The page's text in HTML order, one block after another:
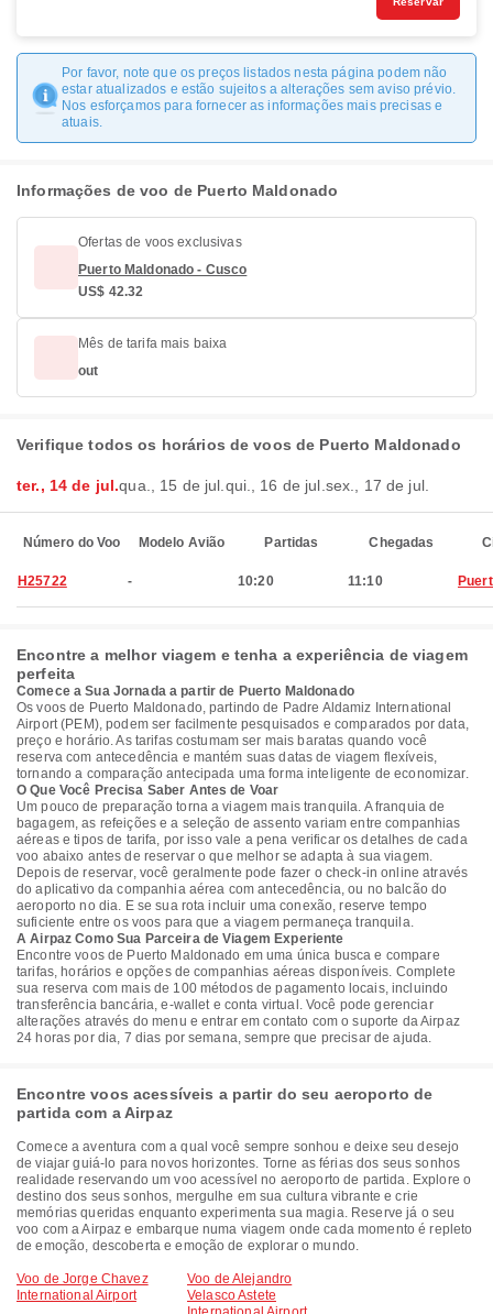
Por favor, note que os preços listados nesta página podem não
estar atualizados e estão sujeitos a alterações sem aviso prévio.
Nos esforçamos para fornecer as informações mais precisas e
atuais.
Informações de voo de Puerto Maldonado
Ofertas de voos exclusivas
Puerto Maldonado - Cusco
US$ 42.32
Mês de tarifa mais baixa
out
Verifique todos os horários de voos de Puerto Maldonado
ter., 14 de jul.qua., 15 de jul. qui., 16 de jul. sex., 17 de jul.
Número do Voo Modelo Avião Partidas Chegadas
H25722 - 10:20 11:10
Encontre a melhor viagem e tenha a experiência de viagem
perfeita
Comece a Sua Jornada a partir de Puerto Maldonado
Os voos de Puerto Maldonado, partindo de Padre Aldamiz International
Airport (PEM), podem ser facilmente pesquisados e comparados por data,
preço e horário. As tarifas costumam ser mais baratas quando você
reserva com antecedência e mantém suas datas de viagem flexíveis,
tornando a comparação antecipada uma forma inteligente de economizar.
O Que Você Precisa Saber Antes de Voar
Um pouco de preparação torna a viagem mais tranquila. A franquia de
bagagem, as refeições e a seleção de assento variam entre companhias
aéreas e tipos de tarifa, por isso vale a pena verificar os detalhes de cada
voo abaixo antes de reservar o que melhor se adapta à sua viagem.
Depois de reservar, você geralmente pode fazer o check-in online através
do aplicativo da companhia aérea com antecedência, ou no balcão do
aeroporto no dia. E se sua rota incluir uma conexão, reserve tempo
suficiente entre os voos para que a viagem permaneça tranquila.
A Airpaz Como Sua Parceira de Viagem Experiente
Encontre voos de Puerto Maldonado em uma única busca e compare
tarifas, horários e opções de companhias aéreas disponíveis. Complete
sua reserva com mais de 100 métodos de pagamento locais, incluindo
transferência bancária, e-wallet e conta virtual. Você pode gerenciar
alterações através do menu e entrar em contato com o suporte da Airpaz
24 horas por dia, 7 dias por semana, sempre que precisar de ajuda.
Encontre voos acessíveis a partir do seu aeroporto de
partida com a Airpaz
Comece a aventura com a qual você sempre sonhou e deixe seu desejo
de viajar guiá-lo para novos horizontes. Torne as férias dos seus sonhos
realidade reservando um voo acessível no aeroporto de partida. Explore o
destino dos seus sonhos, mergulhe em sua cultura vibrante e crie
memórias queridas enquanto experimenta sua magia. Reserve já o seu
voo com a Airpaz e embarque numa viagem onde cada momento é repleto
de emoção, descoberta e emoção de explorar o mundo.
Voo de Jorge Chavez
International Airport
Voo de Alejandro
Velasco Astete